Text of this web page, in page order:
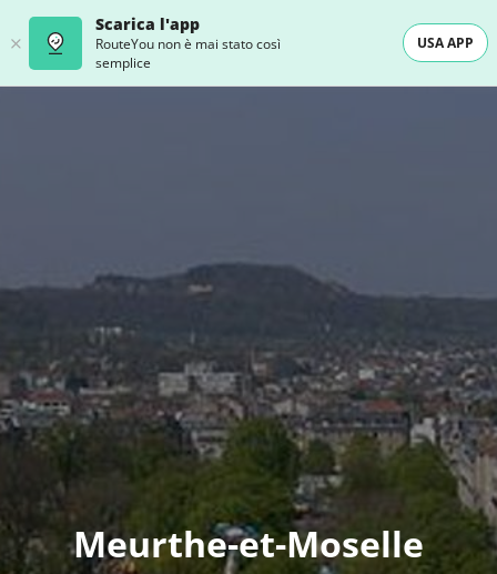
Scarica l'app
RouteYou non è mai stato così
semplice
USA APP
Meurthe-et-Moselle